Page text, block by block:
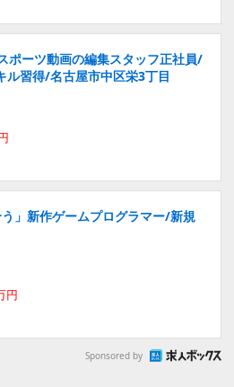
ポーツ動画の編集スタッフ正社員/
ル習得/名古屋市中区栄3丁目
」新作ゲームプログラマー/新規
円
Sponsored by